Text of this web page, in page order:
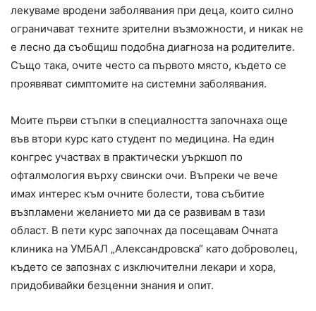
лекуваме вродени заболявания при деца, които силно
ограничават техните зрителни възможности, и никак не
е лесно да съобщиш подобна диагноза на родителите.
Също така, очите често са първото място, където се
проявяват симптомите на системни заболявания.
Моите първи стъпки в специалността започнаха още
във втори курс като студент по медицина. На един
конгрес участвах в практически уъркшоп по
офталмология върху свински очи. Въпреки че вече
имах интерес към очните болести, това събитие
възпламени желанието ми да се развивам в тази
област. В пети курс започнах да посещавам Очната
клиника на УМБАЛ „Александровска“ като доброволец,
където се запознах с изключителни лекари и хора,
придобивайки безценни знания и опит.